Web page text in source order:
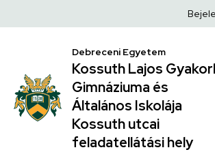
|
Kossuth
Lajos
Gyakorló
Gimnáziuma
a
Debreceni Egyetem
Kossuth Lajos
Gimnáziuma és
Általános Iskolája
Kossuth utcai
feladatellátási hely